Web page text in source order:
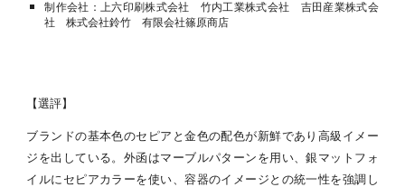
制作会社：上六印刷株式会社 竹内工業株式会社 吉田産業株式会
社 株式会社鈴竹 有限会社篠原商店
【選評】
ブランドの基本色のセピアと金色の配色が新鮮であり高級イメー
ジを出している。外函はマーブルパターンを用い、銀マットフォ
イルにセピアカラーを使い、容器のイメージとの統一性を強調し